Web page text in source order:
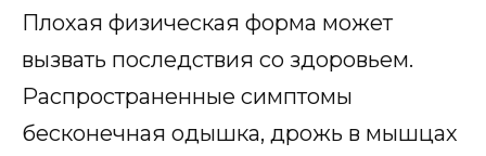
Плохая физическая форма может
вызвать последствия со здоровьем.
Распространенные симптомы
бесконечная одышка, дрожь в мышцах